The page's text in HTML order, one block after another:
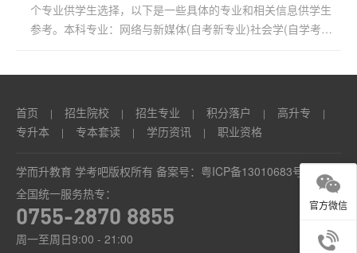
个专业供学生选择，以下是一些具体的专业和相关信息供学生
参考。本科专业：网络与新媒体(自考新专业)社会学(自学考
首页 | 招生院校 | 招生专业 | 积分落户 | 高升专 |
专升本 | 专本套读 | 学历资讯 | 职业资格
学而升教育 学考吧版权所有 备案号： 粤ICP备13010683号
全国统一服务热专：
0755-2870 8855
周一至周日9:00 - 21:00
官方微信